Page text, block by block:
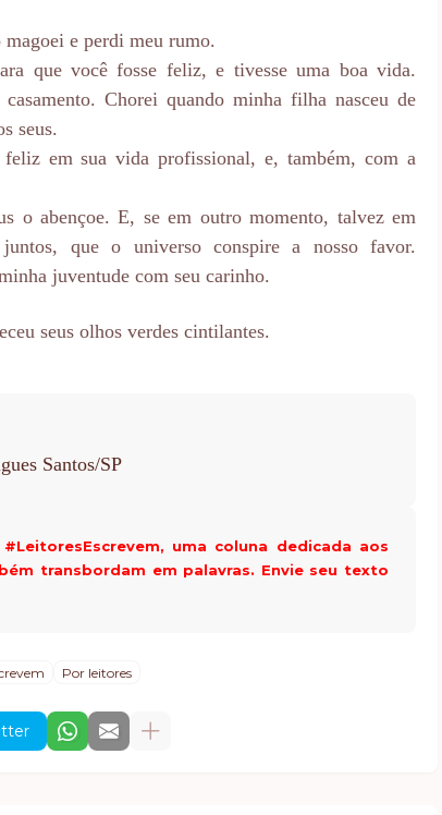
e perdi meu rumo.
que você fosse feliz, e tivesse uma boa vida.
Chorei quando minha filha nasceu de
seus.
em sua vida profissional, e, também, com a
o abençoe. E, se em outro momento, talvez em
que o universo conspire a nosso favor.
juventude com seu carinho.
seus olhos verdes cintilantes.
Santos/SP
uma coluna dedicada aos
transbordam em palavras. Envie seu texto
Por leitores